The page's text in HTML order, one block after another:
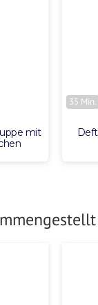
mit
35 Min.